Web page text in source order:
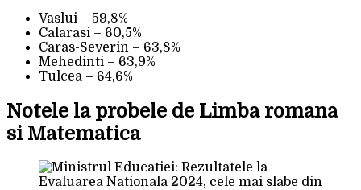
Vaslui – 59,8%
Calarasi – 60,5%
Caras-Severin – 63,8%
Mehedinti – 63,9%
Tulcea – 64,6%
Notele la probele de Limba romana
si Matematica